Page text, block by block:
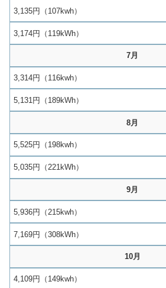
3,135円（107kwh）
3,174円（119kWh）
7月
3,314円（116kwh）
5,131円（189kWh）
8月
5,525円（198kwh）
5,035円（221kWh）
9月
5,936円（215kwh）
7,169円（308kWh）
10月
4,109円（149kwh）